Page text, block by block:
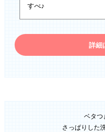
すべ♪
詳細
ベタつ
さっぱりした